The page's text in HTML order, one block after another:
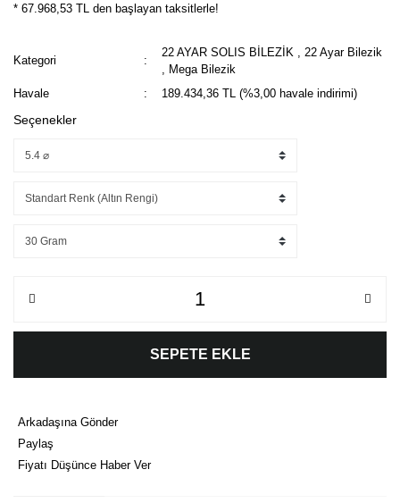
* 67.968,53 TL den başlayan taksitlerle!
Kategori
22 AYAR SOLIS BİLEZİK
22 Ayar Bilezik
Mega Bilezik
Havale
189.434,36 TL (%3,00 havale indirimi)
Seçenekler
SEPETE EKLE
Arkadaşına Gönder
Paylaş
Fiyatı Düşünce Haber Ver